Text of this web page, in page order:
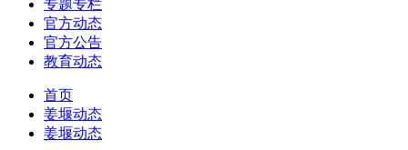
专题专栏
官方动态
官方公告
教育动态
首页
姜堰动态
姜堰动态